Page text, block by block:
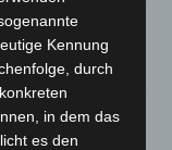
starten beim
Polizei sucht
Kennung
durch
in dem das
es den